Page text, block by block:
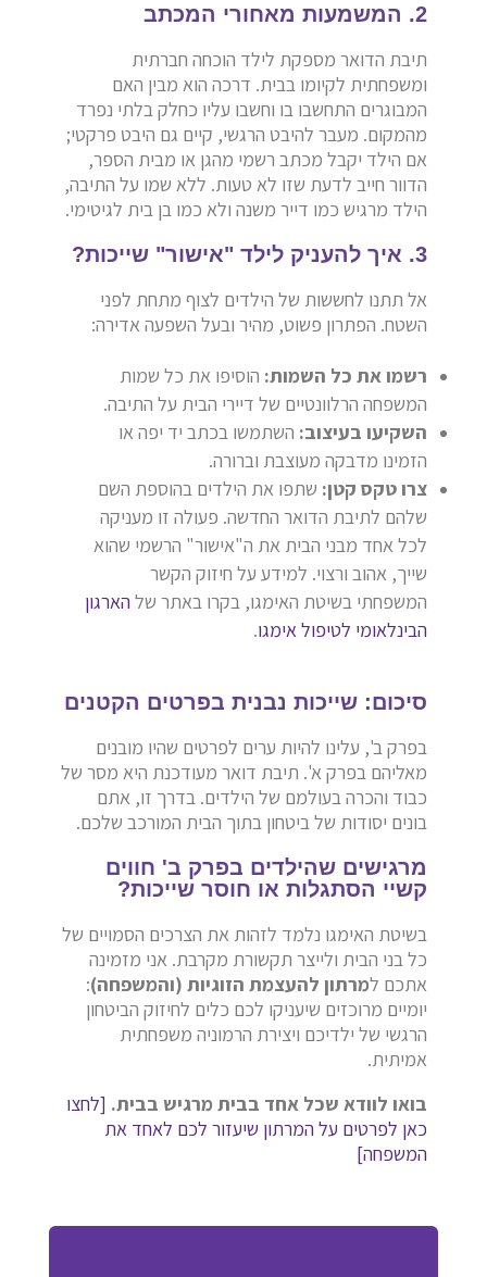
2. המשמעות מאחורי המכתב
תיבת הדואר מספקת לילד הוכחה חברתית
ומשפחתית לקיומו בבית. דרכה הוא מבין האם
המבוגרים התחשבו בו וחשבו עליו כחלק בלתי נפרד
מהמקום. מעבר להיבט הרגשי, קיים גם היבט פרקטי;
אם הילד יקבל מכתב רשמי מהגן או מבית הספר,
הדוור חייב לדעת שזו לא טעות. ללא שמו על התיבה,
הילד מרגיש כמו דייר משנה ולא כמו בן בית לגיטימי.
3. איך להעניק לילד "אישור" שייכות?
אל תתנו לחששות של הילדים לצוף מתחת לפני
השטח. הפתרון פשוט, מהיר ובעל השפעה אדירה:
רשמו את כל השמות: הוסיפו את כל שמות
המשפחה הרלוונטיים של דיירי הבית על התיבה.
השקיעו בעיצוב: השתמשו בכתב יד יפה או
הזמינו מדבקה מעוצבת וברורה.
צרו טקס קטן: שתפו את הילדים בהוספת השם
שלהם לתיבת הדואר החדשה. פעולה זו מעניקה
לכל אחד מבני הבית את ה"אישור" הרשמי שהוא
שייך, אהוב ורצוי. למידע על חיזוק הקשר
המשפחתי בשיטת האימגו, בקרו באתר שלהארגון
הבינלאומי לטיפול אימגו.
סיכום: שייכות נבנית בפרטים הקטנים
בפרק ב', עלינו להיות ערים לפרטים שהיו מובנים
מאליהם בפרק א'. תיבת דואר מעודכנת היא מסר של
כבוד והכרה בעולמם של הילדים. בדרך זו, אתם
בונים יסודות של ביטחון בתוך הבית המורכב שלכם.
מרגישים שהילדים בפרק ב' חווים
קשיי הסתגלות או חוסר שייכות?
בשיטת האימגו נלמד לזהות את הצרכים הסמויים של
כל בני הבית ולייצר תקשורת מקרבת. אני מזמינה
אתכם למרתון להעצמת הזוגיות (והמשפחה):
יומיים מרוכזים שיעניקו לכם כלים לחיזוק הביטחון
הרגשי של ילדיכם ויצירת הרמוניה משפחתית
אמיתית.
בואו לוודא שכל אחד בבית מרגיש בבית. [לחצו
כאן לפרטים על המרתון שיעזור לכם לאחד את
המשפחה]